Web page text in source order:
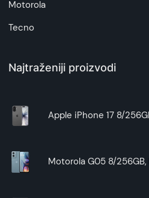
svestranim. Sada možete
rad i omogućiti vam da svoj
Uživajte u svaki trenutak
iznenađuje svojom
izgledom. Ne propustite
Motorola
Tecno
Najtraženiji proizvodi
Apple iPhone 17 8/
Motorola G05 8/